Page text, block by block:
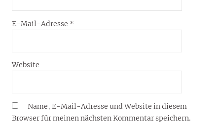
E-Mail-Adresse *
Website
Name, E-Mail-Adresse und Website in diesem
Browser für meinen nächsten Kommentar speichern.